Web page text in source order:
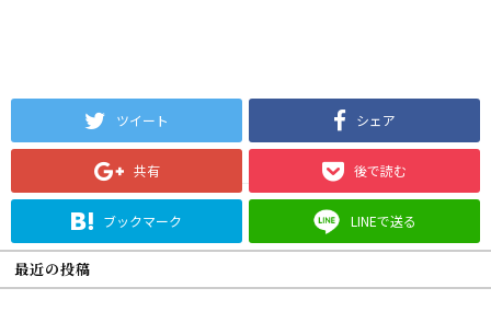
ツイート シェア
共有 後で読む
ブックマーク LINEで送る
最近の投稿